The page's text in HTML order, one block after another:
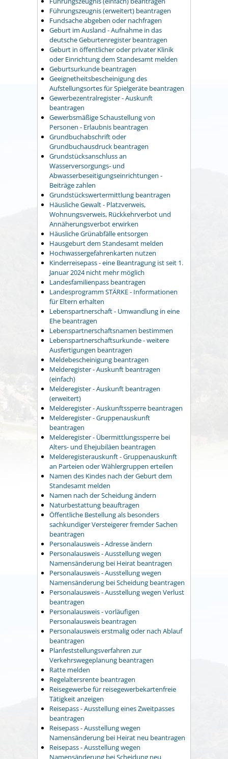
Führungszeugnis (erweitert) beantragen
Fundsache abgeben oder nachfragen
Geburt im Ausland - Aufnahme in das
deutsche Geburtenregister beantragen
Geburt in öffentlicher oder privater Klinik
oder Einrichtung dem Standesamt melden
Geburtsurkunde beantragen
Geeignetheitsbescheinigung des
Aufstellungsortes für Spielgeräte beantragen
Gewerbezentralregister - Auskunft
beantragen
Gewerbsmäßige Schaustellung von
Personen - Erlaubnis beantragen
Grundbuchabschrift oder
Grundbuchausdruck beantragen
Grundstücksanschluss an
Wasserversorgungs- und
Abwasserbeseitigungseinrichtungen -
Beiträge zahlen
Grundstückswertermittlung beantragen
Häusliche Gewalt - Platzverweis,
Wohnungsverweis, Rückkehrverbot und
Annäherungsverbot erwirken
Häusliche Grünabfälle entsorgen
Hausgeburt dem Standesamt melden
Hochwassergefahrenkarten nutzen
Kinderreisepass - eine Beantragung ist seit 1.
Januar 2024 nicht mehr möglich
Landesfamilienpass beantragen
Landesprogramm STÄRKE - Informationen
für Eltern erhalten
Lebenspartnerschaft - Umwandlung in eine
Ehe beantragen
Lebenspartnerschaftsnamen bestimmen
Lebenspartnerschaftsurkunde - weitere
Ausfertigungen beantragen
Meldebescheinigung beantragen
Melderegister - Auskunft beantragen
(einfach)
Melderegister - Auskunft beantragen
(erweitert)
Melderegister - Auskunftssperre beantragen
Melderegister - Gruppenauskunft
beantragen
Melderegister - Übermittlungssperre bei
Alters- und Ehejubiläen beantragen
Melderegisterauskunft - Gruppenauskunft
an Parteien oder Wählergruppen erteilen
Namen des Kindes nach der Geburt dem
Standesamt melden
Namen nach der Scheidung ändern
Naturbestattung beauftragen
Öffentliche Bestellung als besonders
sachkundiger Versteigerer fremder Sachen
beantragen
Personalausweis - Adresse ändern
Personalausweis - Ausstellung wegen
Namensänderung bei Heirat beantragen
Personalausweis - Ausstellung wegen
Namensänderung bei Scheidung beantragen
Personalausweis - Ausstellung wegen Verlust
beantragen
Personalausweis - vorläufigen
Personalausweis beantragen
Personalausweis erstmalig oder nach Ablauf
beantragen
Planfeststellungsverfahren zur
Verkehrswegeplanung beantragen
Ratte melden
Regelaltersrente beantragen
Reisegewerbe für reisegewerbekartenfreie
Tätigkeit anzeigen
Reisepass - Ausstellung eines Zweitpasses
beantragen
Reisepass - Ausstellung wegen
Namensänderung bei Heirat neu beantragen
Reisepass - Ausstellung wegen
Namensänderung bei Scheidung neu